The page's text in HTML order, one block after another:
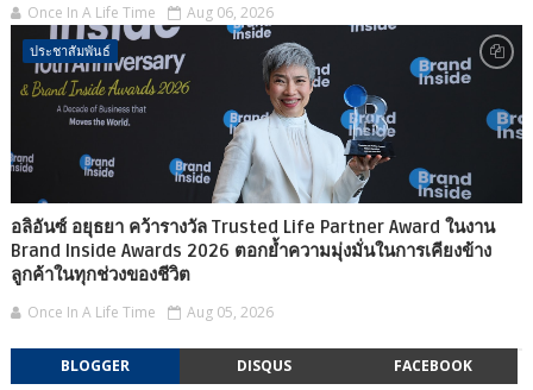
Once In A Life Time Aug 06, 2026
ประชาสัมพันธ์
อลิอันซ์ อยุธยา คว้ารางวัล Trusted Life Partner Award ในงาน
Brand Inside Awards 2026 ตอกย้ำความมุ่งมั่นในการเคียงข้าง
ลูกค้าในทุกช่วงของชีวิต
Once In A Life Time Aug 05, 2026
BLOGGER DISQUS FACEBOOK